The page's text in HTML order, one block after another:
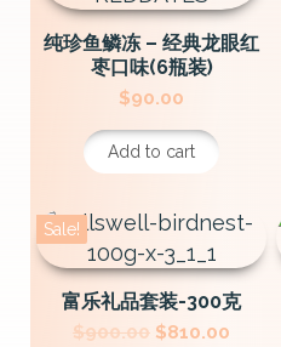
纯珍鱼鳞冻 – 经典龙眼红
枣口味(6瓶装)
$90.00
Add to cart
Sale!
富乐礼品套装-300克
$900.00 Original
$810.00